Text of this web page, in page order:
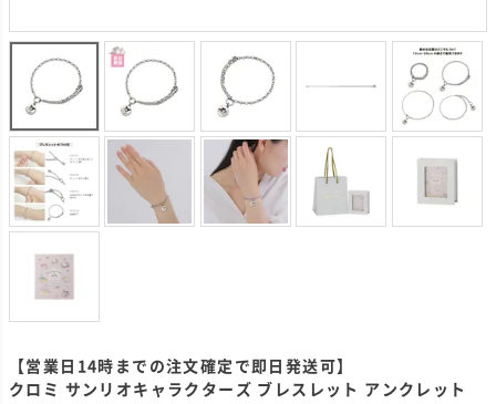
【営業日14時までの注文確定で即日発送可】
クロミ サンリオキャラクターズ ブレスレット アンクレット